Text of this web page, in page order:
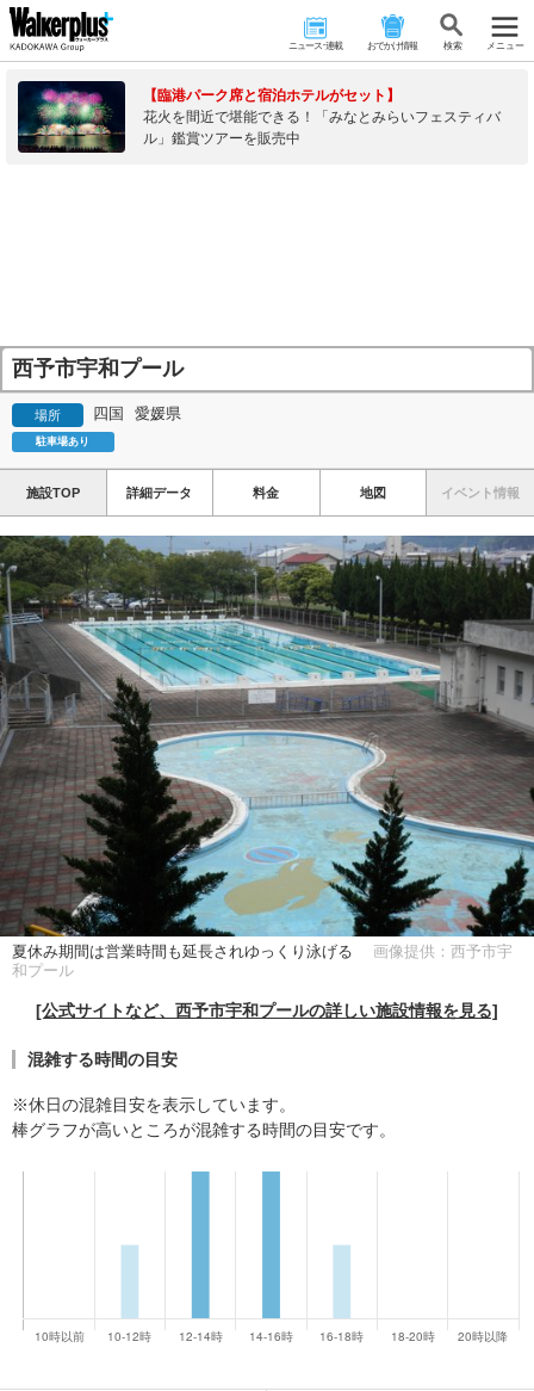
ニュース･連載 おでかけ情報 検 索 メニュー
【臨港パーク席と宿泊ホテルがセット】
花火を間近で堪能できる！「みなとみらいフェスティバ
ル」鑑賞ツアーを販売中
西予市宇和プール
場所 四国 愛媛県
駐車場あり
施設TOP 詳細データ 料金 地図 イベント情報
夏休み期間は営業時間も延長されゆっくり泳げる
画像提供：西予市宇
和プール
[公式サイトなど、西予市宇和プールの詳しい施設情報を見る]
混雑する時間の目安
※休日の混雑目安を表示しています。
棒グラフが高いところが混雑する時間の目安です。